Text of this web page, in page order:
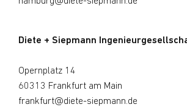
Diete + Siepmann
Opernplatz 14
60313 Frankfurt am Main
frankfurt@diete-siepmann.de